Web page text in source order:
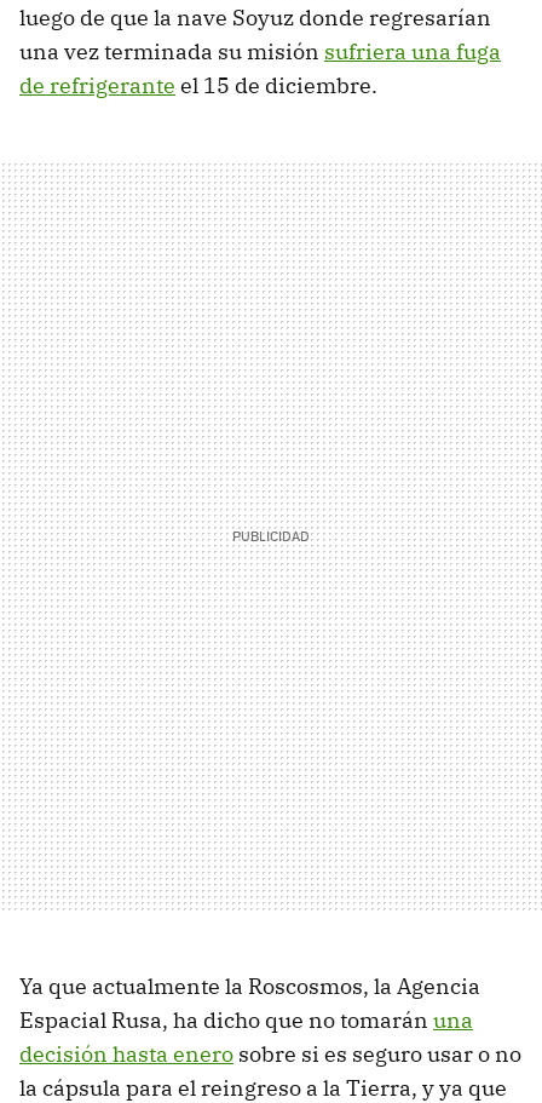
luego de que la nave Soyuz donde regresarían
una vez terminada su misión sufriera una fuga
de refrigerante el 15 de diciembre.
Ya que actualmente la Roscosmos, la Agencia
Espacial Rusa, ha dicho que no tomarán una
decisión hasta enero sobre si es seguro usar o no
la cápsula para el reingreso a la Tierra, y ya que